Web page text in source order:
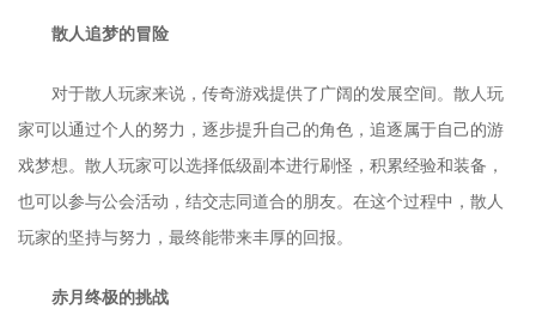
散人追梦的冒险
对于散人玩家来说，传奇游戏提供了广阔的发展空间。散人玩
家可以通过个人的努力，逐步提升自己的角色，追逐属于自己的游
戏梦想。散人玩家可以选择低级副本进行刷怪，积累经验和装备，
也可以参与公会活动，结交志同道合的朋友。在这个过程中，散人
玩家的坚持与努力，最终能带来丰厚的回报。
赤月终极的挑战